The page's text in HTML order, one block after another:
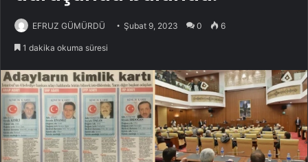
EFRUZ GÜMÜRDÜ Şubat 9, 2023 0 6
1 dakika okuma süresi